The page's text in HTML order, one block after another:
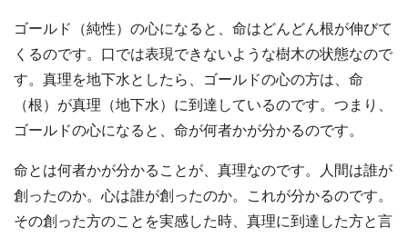
ゴールド（純性）の心になると、命はどんどん根が伸びて
くるのです。口では表現できないような樹木の状態なので
す。真理を地下水としたら、ゴールドの心の方は、命
（根）が真理（地下水）に到達しているのです。つまり、
ゴールドの心になると、命が何者かが分かるのです。
命とは何者かが分かることが、真理なのです。人間は誰が
創ったのか。心は誰が創ったのか。これが分かるのです。
その創った方のことを実感した時、真理に到達した方と言